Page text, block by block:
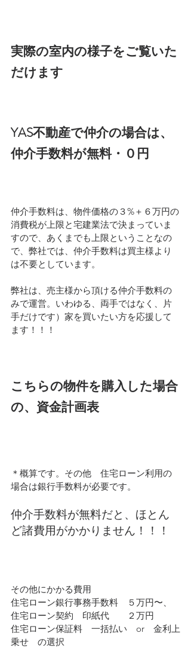
実際の室内の様子をご覧いた
だけます
YAS不動産で仲介の場合は、
仲介手数料が無料・０円
仲介手数料は、物件価格の３%＋６万円の
消費税が上限と宅建業法で決まっていま
すので、あくまでも上限ということなの
で、弊社では、仲介手数料は買主様より
は不要としています。
弊社は、売主様から頂ける仲介手数料の
みで運営。いわゆる、両手ではなく、片
手だけです）家を買いたい方を応援して
ます！！！
こちらの物件を購入した場合
の、資金計画表
＊概算です。その他　住宅ローン利用の
場合は銀行手数料が必要です。
仲介手数料が無料だと、ほとん
ど諸費用がかかりません！！！
その他にかかる費用
住宅ローン銀行事務手数料　５万円〜、
住宅ローン契約　印紙代　　２万円
住宅ローン保証料　一括払い　or　金利上
乗せ　の選択